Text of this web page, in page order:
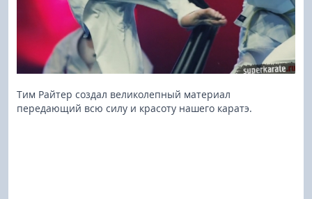
Тим Райтер создал великолепный материал
передающий всю силу и красоту нашего каратэ.